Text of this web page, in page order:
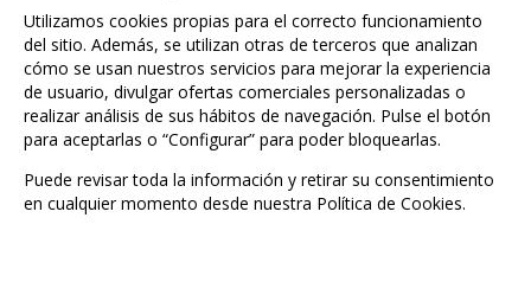
Entérate de lo último
Utilizamos cookies propias para el correcto funcionamiento
del sitio. Además, se utilizan otras de terceros que analizan
cómo se usan nuestros servicios para mejorar la experiencia
de usuario, divulgar ofertas comerciales personalizadas o
realizar análisis de sus hábitos de navegación. Pulse el botón
para aceptarlas o “Configurar” para poder bloquearlas.
Puede revisar toda la información y retirar su consentimiento
en cualquier momento desde nuestra Política de Cookies.